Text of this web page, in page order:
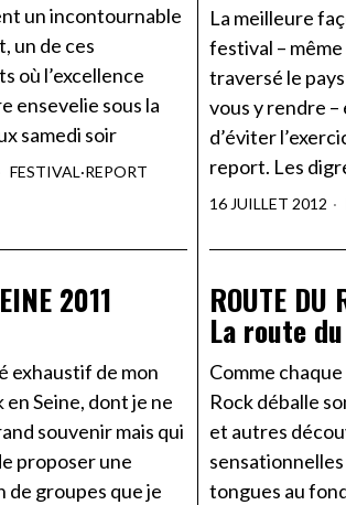
un incontournable
un de ces
où l’excellence
ensevelie sous la
samedi soir
FESTIVAL·REPORT
La meilleure
festival –
traversé le
vous y rendre
d’éviter
report. Les
16 JUILLET 2012
2011
exhaustif de mon
en Seine, dont je ne
souvenir mais qui
proposer une
de groupes que je
ROUTE DU
La route
Comme
Rock déballe
et autres
sensationnelles
tongues au